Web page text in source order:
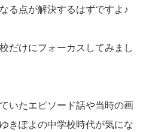
る点が解決するはずですよ♪
だけにフォーカスしてみまし
いたエピソード話や当時の画
きぽよの中学校時代が気にな